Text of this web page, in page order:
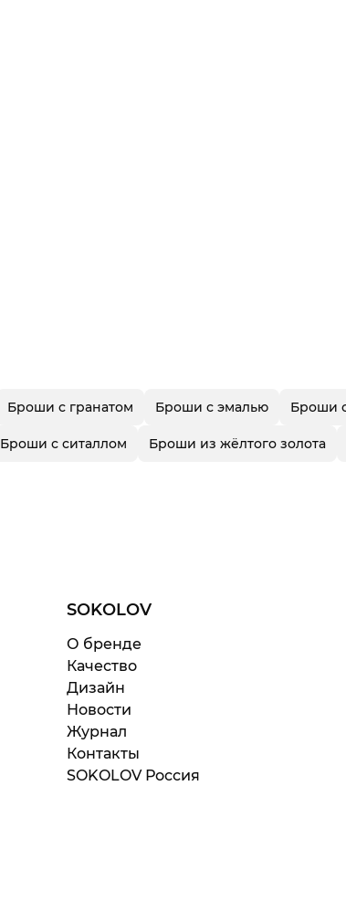
Броши с гранатом Броши с эмалью Броши
Броши с ситаллом Броши из жёлтого золота
SOKOLOV
О бренде
Качество
Дизайн
Новости
Журнал
Контакты
SOKOLOV Россия